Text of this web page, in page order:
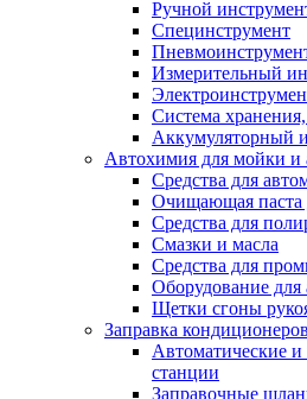
Ручной
Специнструмент
Измерительный
Система
Аккумуляторный
Автохимия для мойки и
Средства для
Очищающая паста
Средства для
Смазки и масла
Средства для
Оборудование для
Щетки сгоны
Заправка
Автоматические и
станции
Заправочные